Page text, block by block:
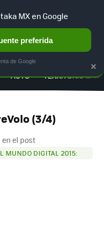
AUTO TERRITORIO
(3/4)
el post
MUNDO DIGITAL 2015:
×
MX en Google
preferida
de Google